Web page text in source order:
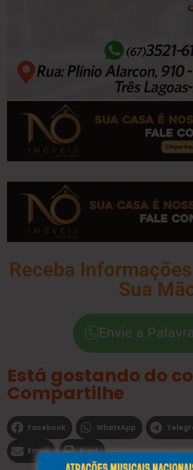
Receba
Sua
Envie a
Está gostando do
Compartilhe
Facebook WhatsApp
Email Print